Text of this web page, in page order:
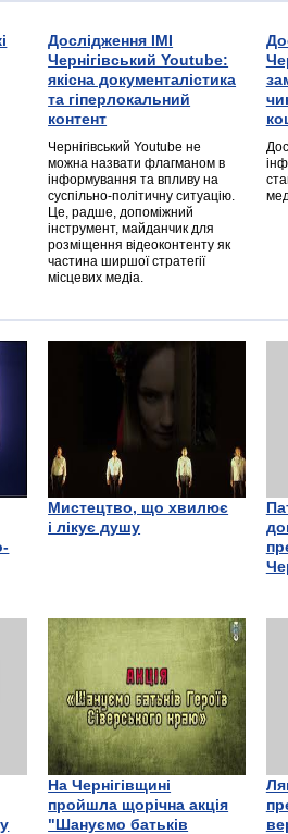
Дослідження ІМІ
Чернігівський Youtube:
якісна документалістика
та гіперлокальний
контент
Чернігівський Youtube не
можна назвати флагманом в
інформування та впливу на
суспільно-політичну ситуацію.
Це, радше, допоміжний
інструмент, майданчик для
розміщення відеоконтенту як
частина ширшої стратегії
місцевих медіа.
Мистецтво, що хвилює
і лікує душу
На Чернігівщині
пройшла щорічна акція
"Шануємо батьків